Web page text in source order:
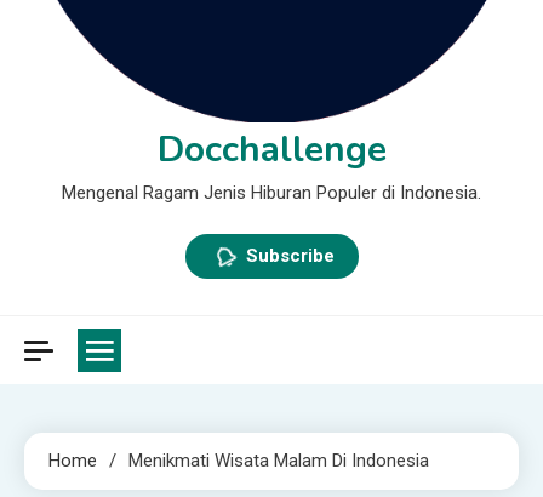
Docchallenge
Mengenal Ragam Jenis Hiburan Populer di Indonesia.
Subscribe
Home Menikmati Wisata Malam Di Indonesia